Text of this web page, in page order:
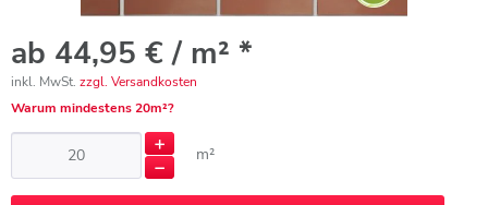
ab 44,95 € / m² *
inkl. MwSt. zzgl. Versandkosten
Warum mindestens 20m²?
m²